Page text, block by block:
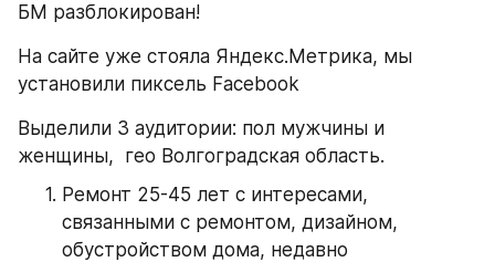
БМ разблокирован!
На сайте уже стояла Яндекс.Метрика, мы
установили пиксель Facebook
Выделили 3 аудитории: пол мужчины и
женщины,  гео Волгоградская область.
Ремонт 25-45 лет с интересами,
связанными с ремонтом, дизайном,
обустройством дома, недавно